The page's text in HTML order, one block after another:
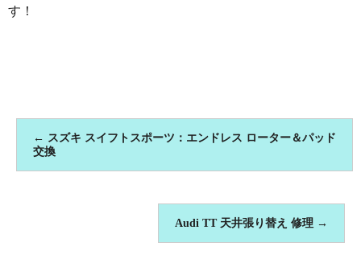
す！
← スズキ スイフトスポーツ：エンドレス ローター＆パッド
交換
Audi TT 天井張り替え 修理 →